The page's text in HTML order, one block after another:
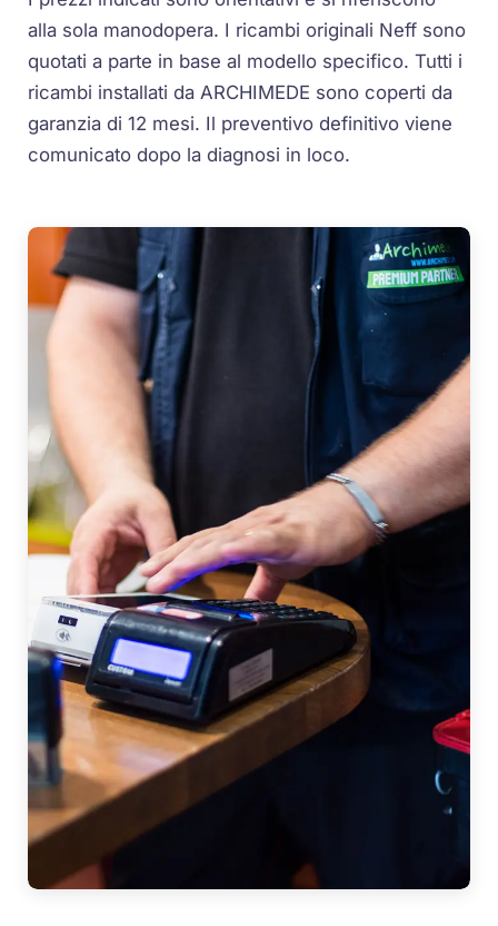
alla sola manodopera. I ricambi originali Neff sono
quotati a parte in base al modello specifico. Tutti i
ricambi installati da ARCHIMEDE sono coperti da
garanzia di 12 mesi. Il preventivo definitivo viene
comunicato dopo la diagnosi in loco.